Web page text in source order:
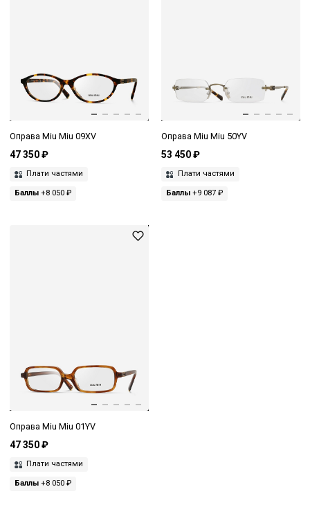
Оправа Miu Miu 09XV
47 350 ₽
Плати частями
Баллы +8 050 ₽
Оправа Miu Miu 50YV
53 450 ₽
Плати частями
Баллы+9 087 ₽
Оправа Miu Miu 01YV
47 350 ₽
Плати частями
Баллы +8 050 ₽